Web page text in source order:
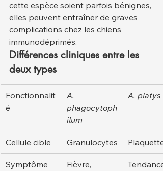
cette espèce soient parfois bénignes,
elles peuvent entraîner de graves
complications chez les chiens
immunodéprimés.
Différences cliniques entre les
deux types
Fonctionnalit
é
A.
phagocytoph
ilum
A. platys
Cellule cible Granulocytes Plaquettes
Symptôme
Fièvre,
Tendance